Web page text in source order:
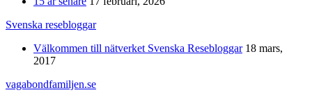
Svenska resebloggar
Välkommen till nätverket Svenska Resebloggar 18 mars,
2017
vagabondfamiljen.se